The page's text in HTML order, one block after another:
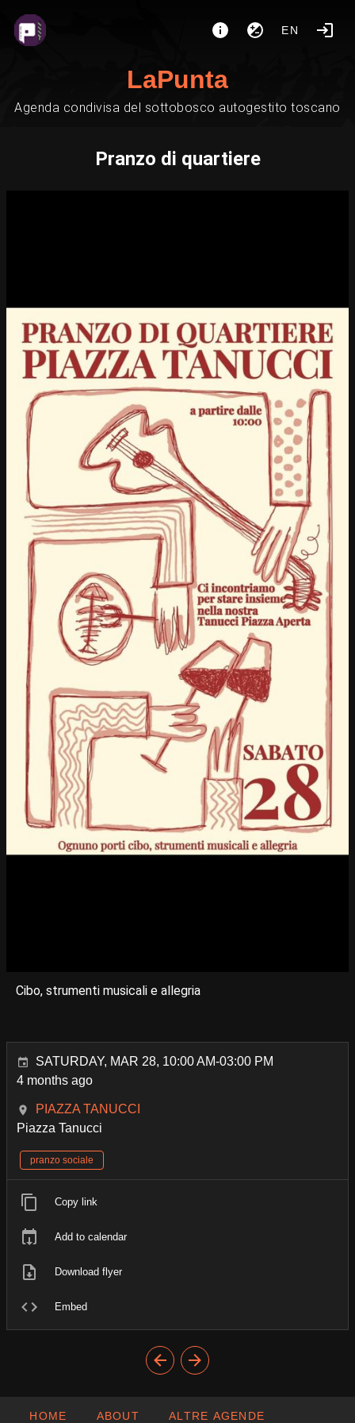
EN
LaPunta
Agenda condivisa del sottobosco autogestito toscano
Pranzo di quartiere
Cibo, strumenti musicali e allegria
SATURDAY, MAR 28, 10:00 AM-03:00 PM
4 months ago
PIAZZA TANUCCI
Piazza Tanucci
pranzo sociale
Copy link
Add to calendar
Download flyer
Embed
HOME ABOUT ALTRE AGENDE